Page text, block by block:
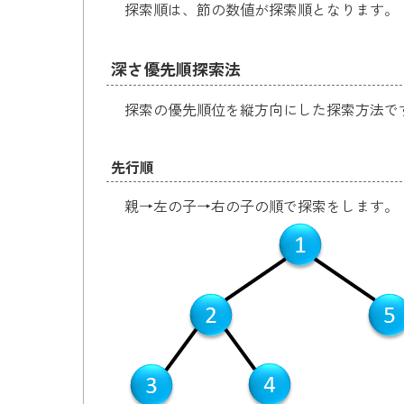
探索順は、節の数値が探索順となります。
深さ優先順探索法
探索の優先順位を縦方向にした探索方法
先行順
親→左の子→右の子の順で探索をします。